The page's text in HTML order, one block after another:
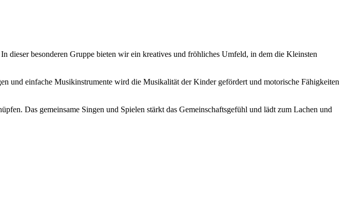
besonderen Gruppe bieten wir ein kreatives und fröhliches Umfeld, in dem die Kleinsten
und einfache Musikinstrumente wird die Musikalität der Kinder gefördert und motorische Fähigkeiten
Das gemeinsame Singen und Spielen stärkt das Gemeinschaftsgefühl und lädt zum Lachen und